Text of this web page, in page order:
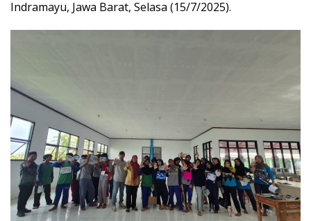
Indramayu, Jawa Barat, Selasa (15/7/2025).